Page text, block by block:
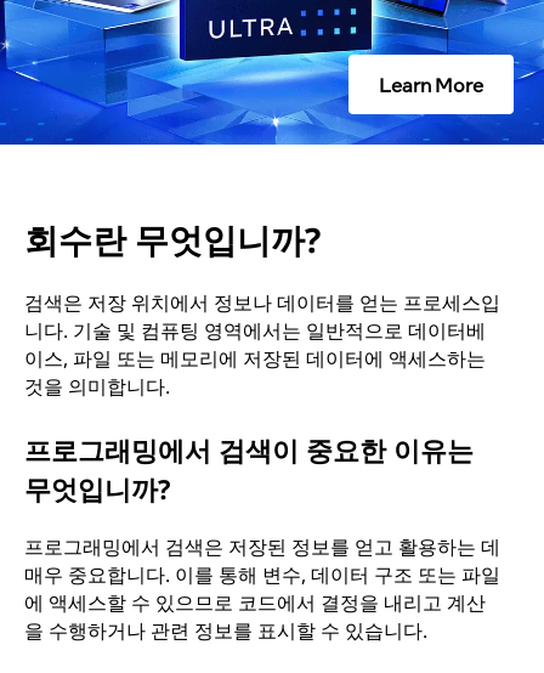
?
Learn More
회수란 무엇입니까?
검색은 저장 위치에서 정보나 데이터를 얻는 프로세스입
니다. 기술 및 컴퓨팅 영역에서는 일반적으로 데이터베
이스, 파일 또는 메모리에 저장된 데이터에 액세스하는
것을 의미합니다.
프로그래밍에서 검색이 중요한 이유는
무엇입니까?
프로그래밍에서 검색은 저장된 정보를 얻고 활용하는 데
매우 중요합니다. 이를 통해 변수, 데이터 구조 또는 파일
에 액세스할 수 있으므로 코드에서 결정을 내리고 계산
을 수행하거나 관련 정보를 표시할 수 있습니다.